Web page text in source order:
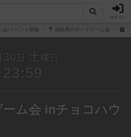
ログイン
会/イベント情報 徳島県のボードゲーム会
30 日 土 曜日
ム会 inチョコハウ